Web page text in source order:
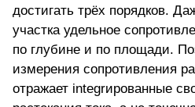
достигать трёх порядков.
участка удельное
по глубине и по площади.
измерения сопротивления
отражает integrированные